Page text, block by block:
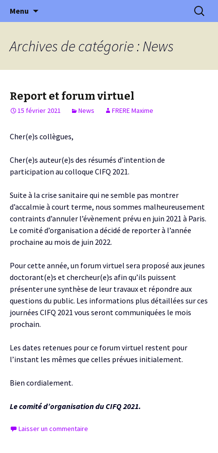
Colloque International
Franco-Québécois en Energie
XVème édition : Ville et transition
Menu
Archives de catégorie : News
Report et forum virtuel
15 février 2021 News FRERE Maxime
Cher(e)s collègues,
Cher(e)s auteur(e)s des résumés d’intention de
participation au colloque CIFQ 2021.
Suite à la crise sanitaire qui ne semble pas montrer
d’accalmie à court terme, nous sommes malheureusement
contraints d’annuler l’évènement prévu en juin 2021 à Paris.
Le comité d’organisation a décidé de reporter à l’année
prochaine au mois de juin 2022.
Pour cette année, un forum virtuel sera proposé aux jeunes
doctorant(e)s et chercheur(e)s afin qu’ils puissent
présenter une synthèse de leur travaux et répondre aux
questions du public. Les informations plus détaillées sur ces
journées CIFQ 2021 vous seront communiquées le mois
prochain.
Les dates retenues pour ce forum virtuel restent pour
l’instant les mêmes que celles prévues initialement.
Bien cordialement.
Le comité d’organisation du CIFQ 2021.
Laisser un commentaire